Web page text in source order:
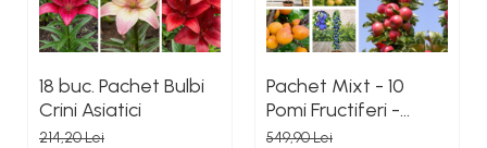
18 buc. Pachet Bulbi
Crini Asiatici
214,20 Lei
Pachet Mixt - 10
Pomi Fructiferi -
Columnari
549,90 Lei